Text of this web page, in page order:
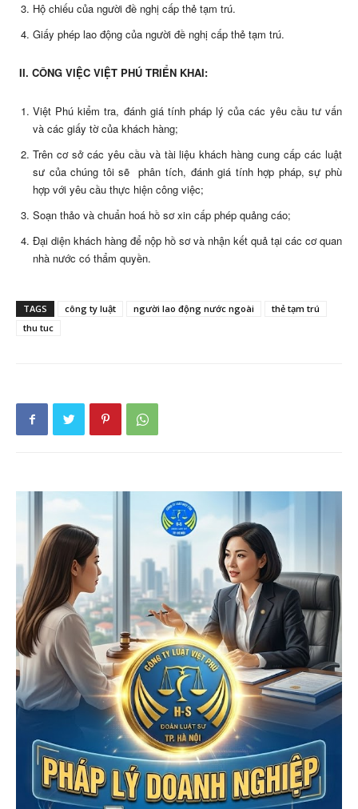
Hộ chiếu của người đề nghị cấp thẻ tạm trú.
Giấy phép lao động của người đề nghị cấp thẻ tạm trú.
II. CÔNG VIỆC VIỆT PHÚ TRIỂN KHAI:
Việt Phú kiểm tra, đánh giá tính pháp lý của các yêu cầu tư vấn
và các giấy tờ của khách hàng;
Trên cơ sở các yêu cầu và tài liệu khách hàng cung cấp các luật
sư của chúng tôi sẽ phân tích, đánh giá tính hợp pháp, sự phù
hợp với yêu cầu thực hiện công việc;
Soạn thảo và chuẩn hoá hồ sơ xin cấp phép quảng cáo;
Đại diện khách hàng để nộp hồ sơ và nhận kết quả tại các cơ quan
nhà nước có thẩm quyền.
TAGS công ty luật người lao động nước ngoài
thẻ tạm trú
thu tuc